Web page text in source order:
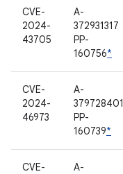
CVE-
2024-
43705
A-
372931317
PP-
160756*
CVE-
2024-
46973
A-
379728401
PP-
160739*
CVE-
A-